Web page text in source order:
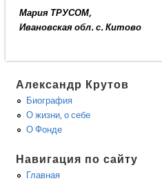
Мария ТРУСОМ,
Ивановская обл. с. Китово
Александр Крутов
Биография
О жизни, о себе
О Фонде
Навигация по сайту
Главная